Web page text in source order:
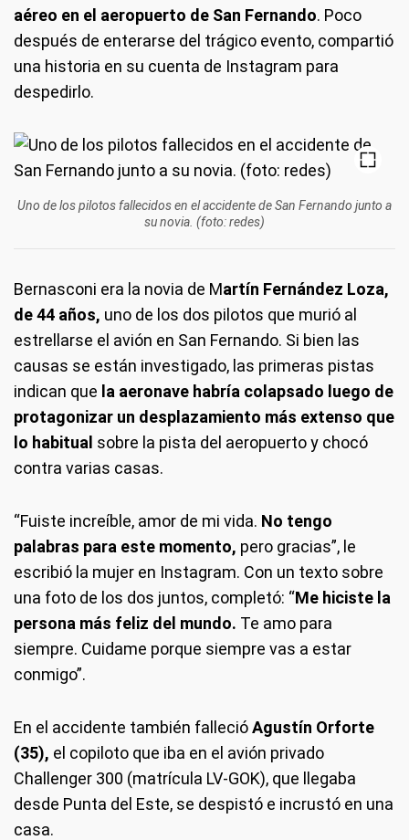
aéreo en el aeropuerto de San Fernando. Poco
después de enterarse del trágico evento, compartió
una historia en su cuenta de Instagram para
despedirlo.
Uno de los pilotos fallecidos en el accidente de San Fernando junto a
su novia. (foto: redes)
Bernasconi era la novia de Martín Fernández Loza,
de 44 años, uno de los dos pilotos que murió al
estrellarse el avión en San Fernando. Si bien las
causas se están investigado, las primeras pistas
indican que la aeronave habría colapsado luego de
protagonizar un desplazamiento más extenso que
lo habitual sobre la pista del aeropuerto y chocó
contra varias casas.
“Fuiste increíble, amor de mi vida. No tengo
palabras para este momento, pero gracias”, le
escribió la mujer en Instagram. Con un texto sobre
una foto de los dos juntos, completó: “Me hiciste la
persona más feliz del mundo. Te amo para
siempre. Cuidame porque siempre vas a estar
conmigo”.
En el accidente también fallecióAgustín Orforte
(35), el copiloto que iba en el avión privado
Challenger 300 (matrícula LV-GOK), que llegaba
desde Punta del Este, se despistó e incrustó en una
casa.